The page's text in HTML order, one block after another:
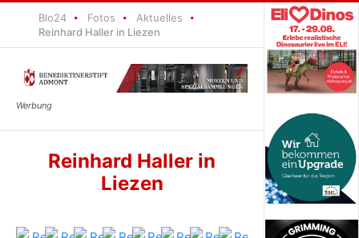
Blo24 Fotos
Aktuelles
Reinhard Haller in Liezen
Reinhard Haller in
Liezen